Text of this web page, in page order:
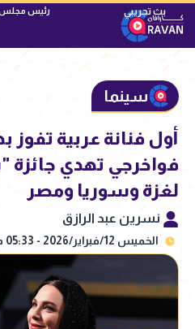
رئيس مجلس
سينما
أول فنانة عربية تفوز
فواخرجي تهدي جائزة
لغزة وسوريا ومصر
نسرين عبد الرازق
الخميس 12/فبراير/2026 - 05:33 م